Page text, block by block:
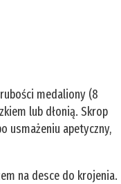
medaliony (8
lub dłonią. Skrop
usmażeniu apetyczny,
na desce do krojenia.